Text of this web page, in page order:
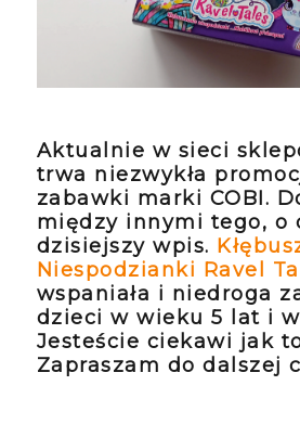
Aktualnie w sieci
trwa niezwykła
zabawki marki COBI.
między innymi tego, o
dzisiejszy wpis.
Niespodzianki Ravel
wspaniała i niedroga
dzieci w wieku 5 lat i
Jesteście ciekawi jak
Zapraszam do dalszej